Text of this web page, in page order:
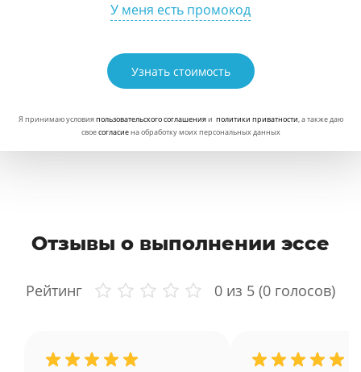
У меня есть промокод
Узнать стоимость
Я принимаю условияпользовательского соглашенияи политики приватности, а также даю
своесогласиена обработку моих персональных данных
Отзывы о выполнении эссе
Рейтинг 0 из 5 (0 голосов)